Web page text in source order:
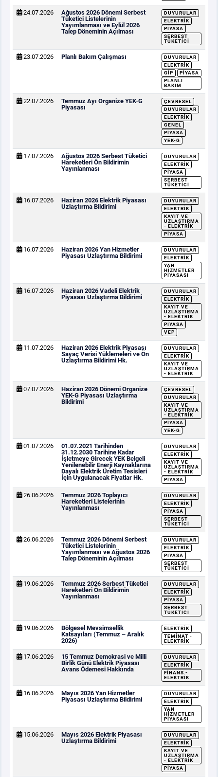
24.07.2026
Ağustos 2026 Dönemi Serbest
Tüketici Listelerinin
Yayımlanması ve Eylül 2026
Talep Döneminin Açılması
DUYURULAR
ELEKTRIK
PIYASA
SERBEST
TÜKETICI
23.07.2026 Planlı Bakım Çalışması
DUYURULAR
ELEKTRIK
GİP
PIYASA
PLANLI
BAKIM
22.07.2026
Temmuz Ayı Organize YEK-G
Piyasası
ÇEVRESEL
DUYURULAR
ELEKTRIK
GENEL
PIYASA
YEK-G
17.07.2026
Ağustos 2026 Serbest Tüketici
Hareketleri Ön Bildirimin
Yayınlanması
DUYURULAR
ELEKTRIK
PIYASA
SERBEST
TÜKETICI
16.07.2026
Haziran 2026 Elektrik Piyasası
Uzlaştırma Bildirimi
DUYURULAR
ELEKTRIK
KAYIT VE
UZLAŞTIRMA
- ELEKTRIK
PIYASA
16.07.2026
Haziran 2026 Yan Hizmetler
Piyasası Uzlaştırma Bildirimi
DUYURULAR
ELEKTRIK
YAN
HIZMETLER
PIYASASI
16.07.2026
Haziran 2026 Vadeli Elektrik
Piyasası Uzlaştırma Bildirimi
DUYURULAR
ELEKTRIK
KAYIT VE
UZLAŞTIRMA
- ELEKTRIK
PIYASA
VEP
11.07.2026
Haziran 2026 Elektrik Piyasası
Sayaç Verisi Yüklemeleri ve Ön
Uzlaştırma Bildirimi Hk.
DUYURULAR
ELEKTRIK
KAYIT VE
UZLAŞTIRMA
- ELEKTRIK
07.07.2026
Haziran 2026 Dönemi Organize
YEK-G Piyasası Uzlaştırma
Bildirimi
ÇEVRESEL
DUYURULAR
KAYIT VE
UZLAŞTIRMA
- ELEKTRIK
PIYASA
YEK-G
01.07.2026
01.07.2021 Tarihinden
31.12.2030 Tarihine Kadar
İşletmeye Girecek YEK Belgeli
Yenilenebilir Enerji Kaynaklarına
Dayalı Elektrik Üretim Tesisleri
İçin Uygulanacak Fiyatlar Hk.
DUYURULAR
ELEKTRIK
KAYIT VE
UZLAŞTIRMA
- ELEKTRIK
PIYASA
26.06.2026
Temmuz 2026 Toplayıcı
Hareketleri Listelerinin
Yayınlanması
DUYURULAR
ELEKTRIK
PIYASA
SERBEST
TÜKETICI
26.06.2026
Temmuz 2026 Dönemi Serbest
Tüketici Listelerinin
Yayımlanması ve Ağustos 2026
Talep Döneminin Açılması
DUYURULAR
ELEKTRIK
PIYASA
SERBEST
TÜKETICI
19.06.2026
Temmuz 2026 Serbest Tüketici
Hareketleri Ön Bildirimin
Yayınlanması
DUYURULAR
ELEKTRIK
PIYASA
SERBEST
TÜKETICI
19.06.2026
Bölgesel Mevsimsellik
Katsayıları (Temmuz – Aralık
2026)
ELEKTRIK
TEMINAT -
ELEKTRIK
17.06.2026
15 Temmuz Demokrasi ve Milli
Birlik Günü Elektrik Piyasası
Avans Ödemesi Hakkında
DUYURULAR
ELEKTRIK
FINANS -
ELEKTRIK
16.06.2026
Mayıs 2026 Yan Hizmetler
Piyasası Uzlaştırma Bildirimi
DUYURULAR
ELEKTRIK
YAN
HIZMETLER
PIYASASI
15.06.2026
Mayıs 2026 Elektrik Piyasası
Uzlaştırma Bildirimi
DUYURULAR
ELEKTRIK
KAYIT VE
UZLAŞTIRMA
- ELEKTRIK
PIYASA